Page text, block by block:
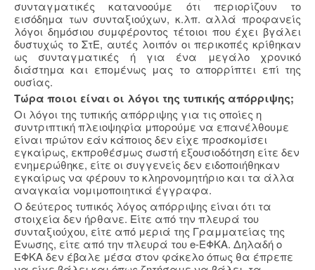
συνταγματικές κατανοούμε ότι περιορίζουν το
εισόδημα των συνταξιούχων, κ.λπ. αλλά προφανείς
λόγοι δημόσιου συμφέροντος τέτοιοι που έχει βγάλει
δυστυχώς το ΣτΕ, αυτές λοιπόν οι περικοπές κρίθηκαν
ως συνταγματικές ή για ένα μεγάλο χρονικό
διάστημα και επομένως μας το απορρίπτει επί της
ουσίας.
Τώρα ποιοι είναι οι λόγοι της τυπικής απόρριψης;
Οι λόγοι της τυπικής απόρριψης για τις οποίες η
συντριπτική πλειοψηφία μπορούμε να επανέλθουμε
είναι πρώτον εάν κάποιος δεν είχε προσκομίσει
εγκαίρως, εκπροθέσμως σωστή εξουσιοδότηση είτε δεν
ενημερώθηκε, είτε οι συγγενείς δεν ειδοποιήθηκαν
εγκαίρως να φέρουν το κληρονομητήριο και τα άλλα
αναγκαία νομιμοποιητικά έγγραφα.
Ο δεύτερος τυπικός λόγος απόρριψης είναι ότι τα
στοιχεία δεν ήρθανε. Είτε από την πλευρά του
συνταξιούχου, είτε από μεριά της Γραμματείας της
Ένωσης, είτε από την πλευρά του e-ΕΦΚΑ. Δηλαδή ο
ΕΦΚΑ δεν έβαλε μέσα στον φάκελο όπως θα έπρεπε